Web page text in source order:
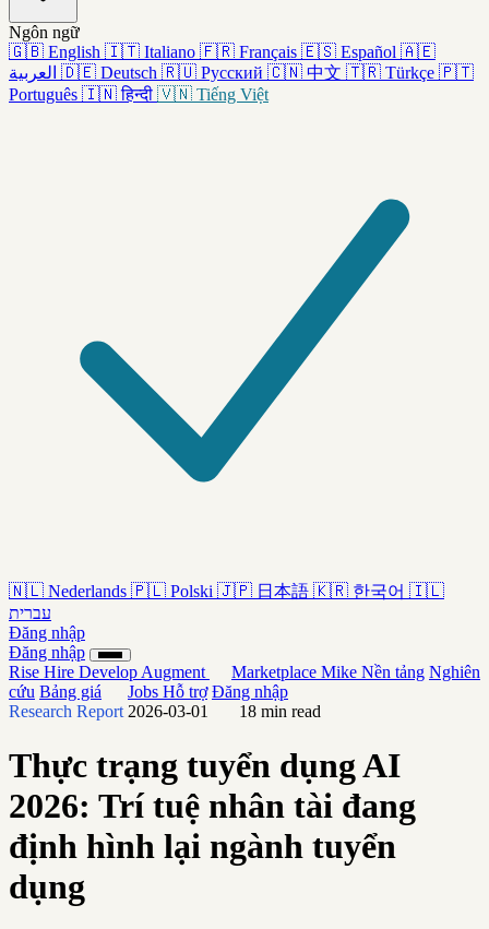
Ngôn ngữ
🇬🇧 English 🇮🇹 Italiano 🇫🇷 Français 🇪🇸 Español 🇦🇪
العربية 🇩🇪 Deutsch 🇷🇺 Русский 🇨🇳 中文 🇹🇷 Türkçe 🇵🇹
Português 🇮🇳 हिन्दी 🇻🇳 Tiếng Việt
🇳🇱 Nederlands 🇵🇱 Polski 🇯🇵 日本語 🇰🇷 한국어 🇮🇱
עברית
Đăng nhập
Đăng nhập
Rise Hire Develop Augment Marketplace Mike Nền tảng Nghiên
cứu Bảng giá Jobs Hỗ trợ Đăng nhập
Research Report 2026-03-01 18 min read
Thực trạng tuyển dụng AI
2026: Trí tuệ nhân tài đang
định hình lại ngành tuyển
dụng